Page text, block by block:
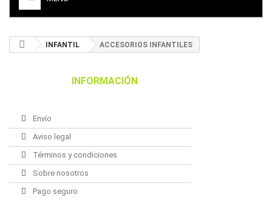
INFANTIL ACCESORIOS INFANTILES
INFORMACIÓN
Envío
Aviso legal
Términos y condiciones
Sobre nosotros
Pago seguro